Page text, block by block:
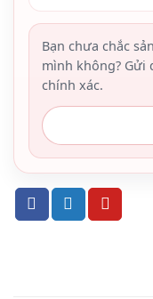
Bạn chưa chắc
mình không? Gửi
chính xác.